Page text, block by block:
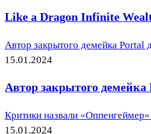
Like a Dragon Infinite
Автор закрытого демейка Portal
15.01.2024
Автор закрытого демейка
Критики назвали
15.01.2024